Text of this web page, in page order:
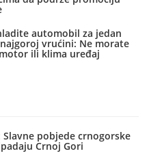
automobil za jedan
vrućini: Ne morate
ili klima uređaj
pobjede crnogorske
Crnoj Gori